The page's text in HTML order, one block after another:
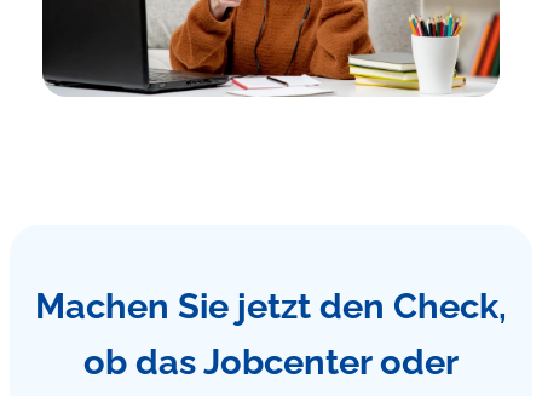
Machen Sie jetzt den Check,
ob das Jobcenter oder